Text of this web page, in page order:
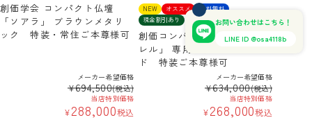
創価学会 コンパクト仏壇
「ソアラ」 ブラウンメタリ
ック 特装・常住ご本尊様可
メーカー希望価格
¥694,500(税込)
当店特別価格
¥288,000税込
NEW オススメ
送料無料
現金割引あり
創価コンパクト仏壇 「ロー
レル」 専用台付 ワインレッ
ド 特装ご本尊様可
メーカー希望価格
¥634,000(税込)
当店特別価格
¥268,000税込
お問い合わせはこちら！
LINE ID @osa4118b